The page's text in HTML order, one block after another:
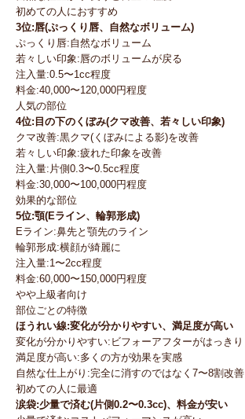
初めての人におすすめ
3位:唇(ぷっくり唇、自然なボリューム)
ぷっくり唇:自然なボリューム
若々しい印象:唇のボリュームが戻る
注入量:0.5〜1cc程度
料金:40,000〜120,000円程度
人気の部位
4位:目の下のくぼみ(クマ改善、若々しい印象)
クマ改善:黒クマ(くぼみによる影)を改善
若々しい印象:疲れた印象を改善
注入量:片側0.3〜0.5cc程度
料金:30,000〜100,000円程度
効果的な部位
5位:顎(Eライン、輪郭形成)
Eライン:鼻先と顎先のライン
輪郭形成:横顔が綺麗に
注入量:1〜2cc程度
料金:60,000〜150,000円程度
やや上級者向け
部位ごとの特徴
ほうれい線:変化が分かりやすい、満足度が高い
変化が分かりやすい:ビフォーアフターがはっきり
満足度が高い:多くの方が効果を実感
自然な仕上がり:完全に消すのではなく7〜8割改善
初めての人に最適
涙袋:少量で済む(片側0.2〜0.3cc)、料金が安い